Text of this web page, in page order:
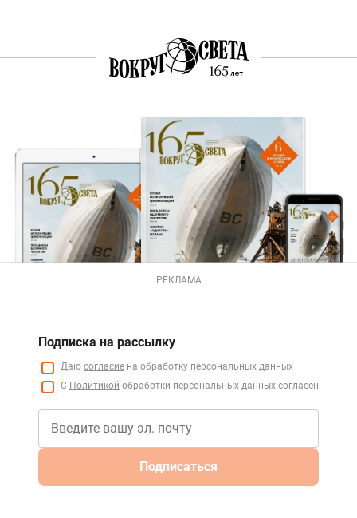
РЕКЛАМА
Подписка на рассылку
Даю согласие на обработку персональных данных
С Политикой обработки персональных данных согласен
Подписаться